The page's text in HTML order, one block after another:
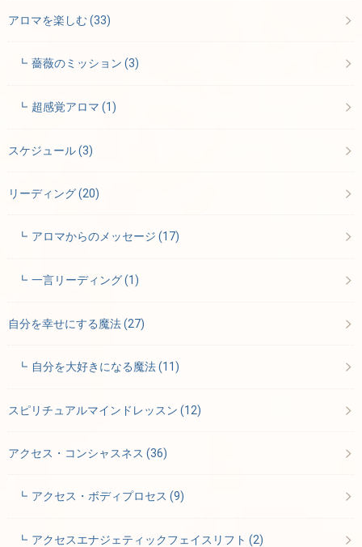
アロマを楽しむ(33)
薔薇のミッション(3)
超感覚アロマ(1)
スケジュール(3)
リーディング(20)
アロマからのメッセージ(17)
一言リーディング(1)
自分を幸せにする魔法(27)
自分を大好きになる魔法(11)
スピリチュアルマインドレッスン (12)
アクセス・コンシャスネス (36)
アクセス・ボディプロセス(9)
アクセスエナジェティックフェイスリフト(2)